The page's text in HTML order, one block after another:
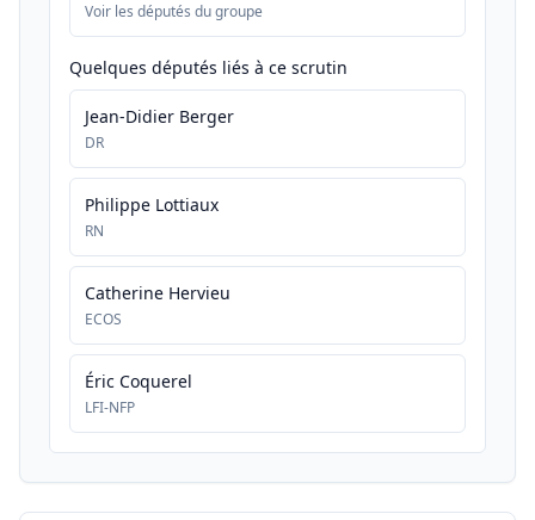
Voir les députés du groupe
Quelques députés liés à ce scrutin
Jean-Didier Berger
DR
Philippe Lottiaux
RN
Catherine Hervieu
ECOS
Éric Coquerel
LFI-NFP